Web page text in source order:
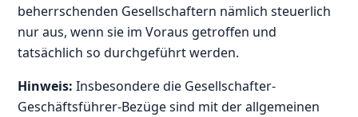
beherrschenden Gesellschaftern nämlich steuerlich
nur aus, wenn sie im Voraus getroffen und
tatsächlich so durchgeführt werden.
Hinweis:Insbesondere die Gesellschafter-
Geschäftsführer-Bezüge sind mit der allgemeinen